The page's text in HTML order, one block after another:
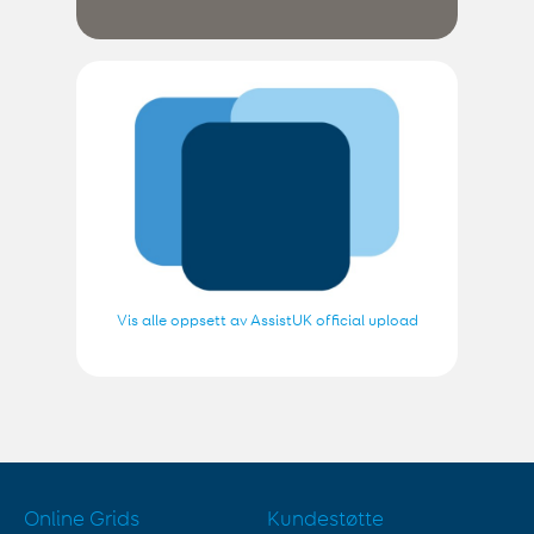
Vis alle oppsett av AssistUK official upload
Online Grids Kundestøtte